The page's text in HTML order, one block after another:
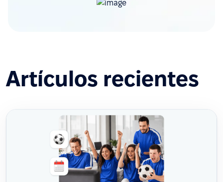
Artículos recientes